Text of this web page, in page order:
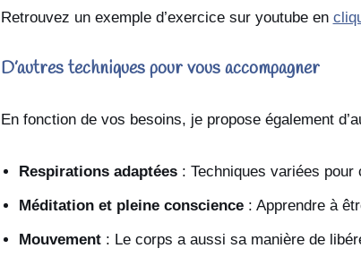
Retrouvez un exemple d’exercice sur youtube en
D’autres techniques pour vous accompagner
En fonction de vos besoins, je propose également
Respirations adaptées: Techniques variées pour
Méditation et pleine conscience: Apprendre à
Mouvement: Le corps a aussi sa manière de